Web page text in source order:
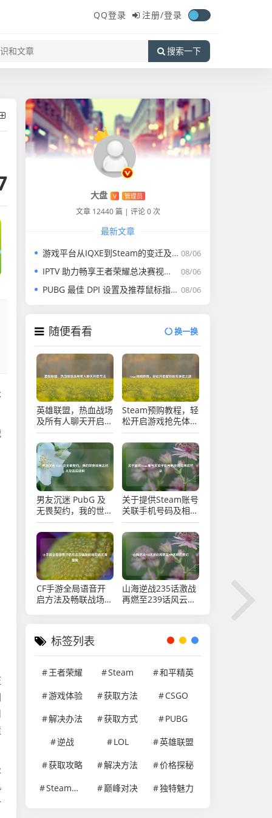
QQ登录 注册/登录
搜索一下
大盘 V 管理员
文章 12440 篇 | 评论 0 次
最新文章
08/06
游戏平台从IQXE到Steam的变迁及体验
08/06
IPTV 助力畅享王者荣耀总决赛视频完整版盛宴
08/06
PUBG 最佳 DPI 设置及推荐鼠标指南
随便看看 换一换
英雄联盟，热血战场
及所有人聊天开启方
法
Steam预购教程，轻
松开启游戏抢先体验
之旅
男友沉迷 PubG 及
无畏契约，我的世界
该何去何从及背后疑
问
关于提供Steam账号
关联手机号码及相关
风险警示
CF手游全局语音开
启方法及畅联战场沟
山海逆战235话激战
再燃至239话风云变
标签列表
王者荣耀 Steam
和平精英
游戏体验
获取方法
CSGO
解决办法
获取方式
PUBG
逆战
LOL
英雄联盟
获取攻略
解决方法
价格探秘
Steam游戏
巅峰对决 独特魅力